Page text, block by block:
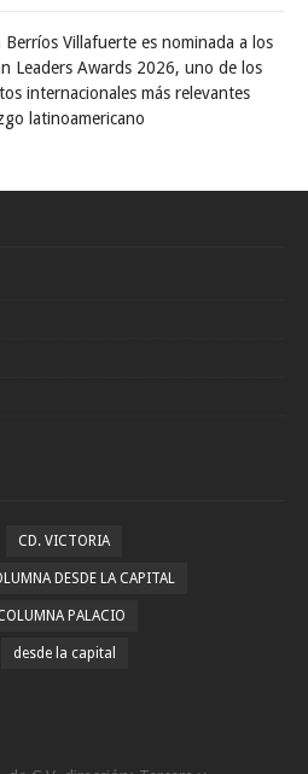
Berríos Villafuerte es nominada a los
Leaders Awards 2026, uno de los
internacionales más relevantes
latinoamericano
CD. VICTORIA
DESDE LA CAPITAL
PALACIO
desde la capital